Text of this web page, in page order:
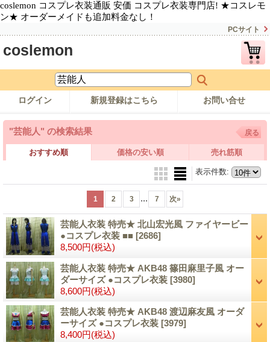
coslemon コスプレ衣装通販 安価 コスプレ衣装専門店! ★コスレモ
ン★ オーダーメイドも追加料金なし！
PCサイト
coslemon
ログイン 新規登録はこちら お問い合せ
"芸能人" の検索結果 戻る
おすすめ順 価格の安い順 売れ筋順
表示件数:
1 2 3 ... 7 次»
芸能人衣装 特売★ 北山宏光風 ファイヤービー
●コスプレ衣装 ■■ [2686]
8,500円(税込)
芸能人衣装 特売★ AKB48 篠田麻里子風 オー
ダーサイズ ●コスプレ衣装 [3980]
8,600円(税込)
芸能人衣装 特売★ AKB48 渡辺麻友風 オーダ
ーサイズ ●コスプレ衣装 [3979]
8,400円(税込)